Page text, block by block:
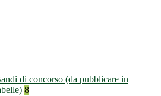
di concorso (da pubblicare in
8